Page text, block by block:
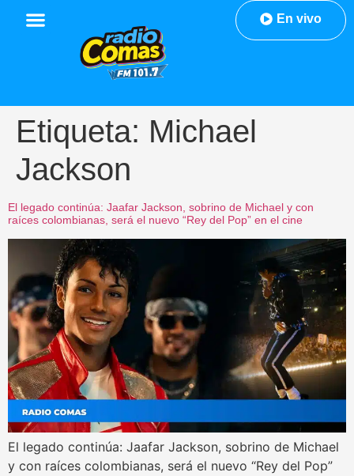
En vivo
Etiqueta: Michael
Jackson
El legado continúa: Jaafar Jackson, sobrino de Michael y con
raíces colombianas, será el nuevo “Rey del Pop” en el cine
El legado continúa: Jaafar Jackson, sobrino de Michael
y con raíces colombianas, será el nuevo “Rey del Pop”